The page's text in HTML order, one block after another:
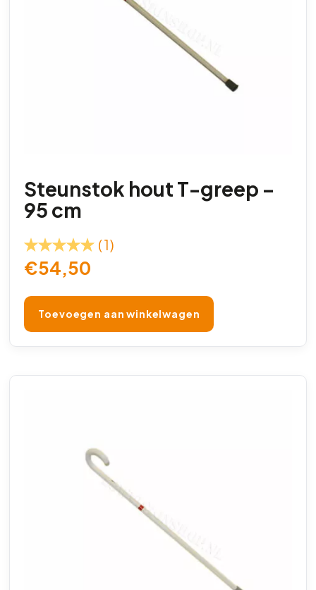
Steunstok hout T-greep –
95 cm
(1)
€54,50
Toevoegen aan winkelwagen